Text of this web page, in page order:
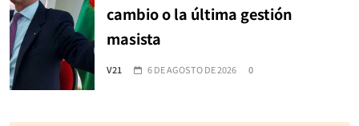
cambio o la última gestión
masista
V21 6 DE AGOSTO DE 2026 0